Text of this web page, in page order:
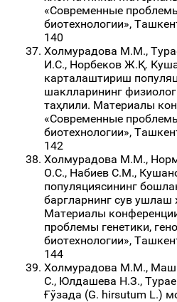
«Современные
биотехнологии»,
140
Холмурадова М.М.,
И.С., Норбеков Ж.Қ.
карталаштириш
шаклларининг
таҳлили. Материалы
«Современные
биотехнологии»,
142
Холмурадова М.М.,
О.С., Набиев С.М.,
популяциясининг
баргларнинг сув ушлаш
Материалы
проблемы генетики,
биотехнологии»,
144
Холмурадова М.М.,
С., Юлдашева Н.З.,
Ғўзада (G. hirsutum L.)